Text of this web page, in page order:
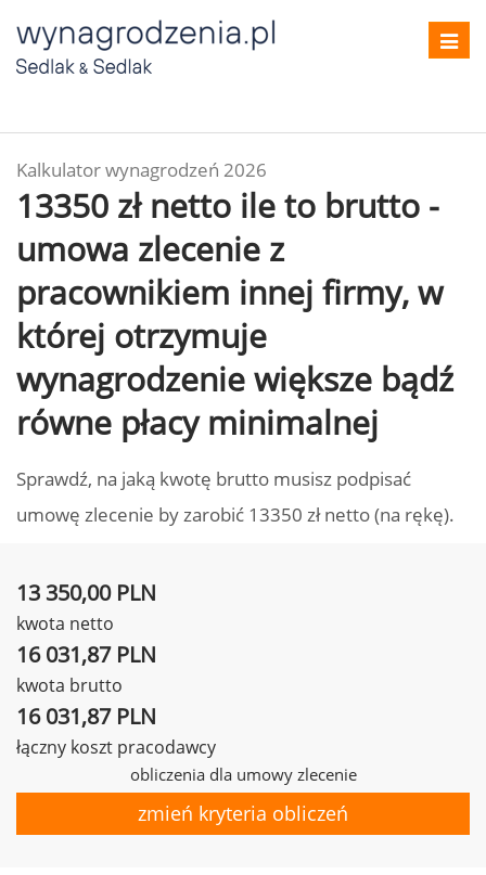
Kalkulator wynagrodzeń 2026
13350 zł netto ile to brutto -
umowa zlecenie z
pracownikiem innej firmy, w
której otrzymuje
wynagrodzenie większe bądź
równe płacy minimalnej
Sprawdź, na jaką kwotę brutto musisz podpisać
umowę zlecenie by zarobić 13350 zł netto (na rękę).
13 350,00 PLN
kwota netto
16 031,87 PLN
kwota brutto
16 031,87 PLN
łączny koszt pracodawcy
obliczenia dla umowy zlecenie
zmień kryteria obliczeń